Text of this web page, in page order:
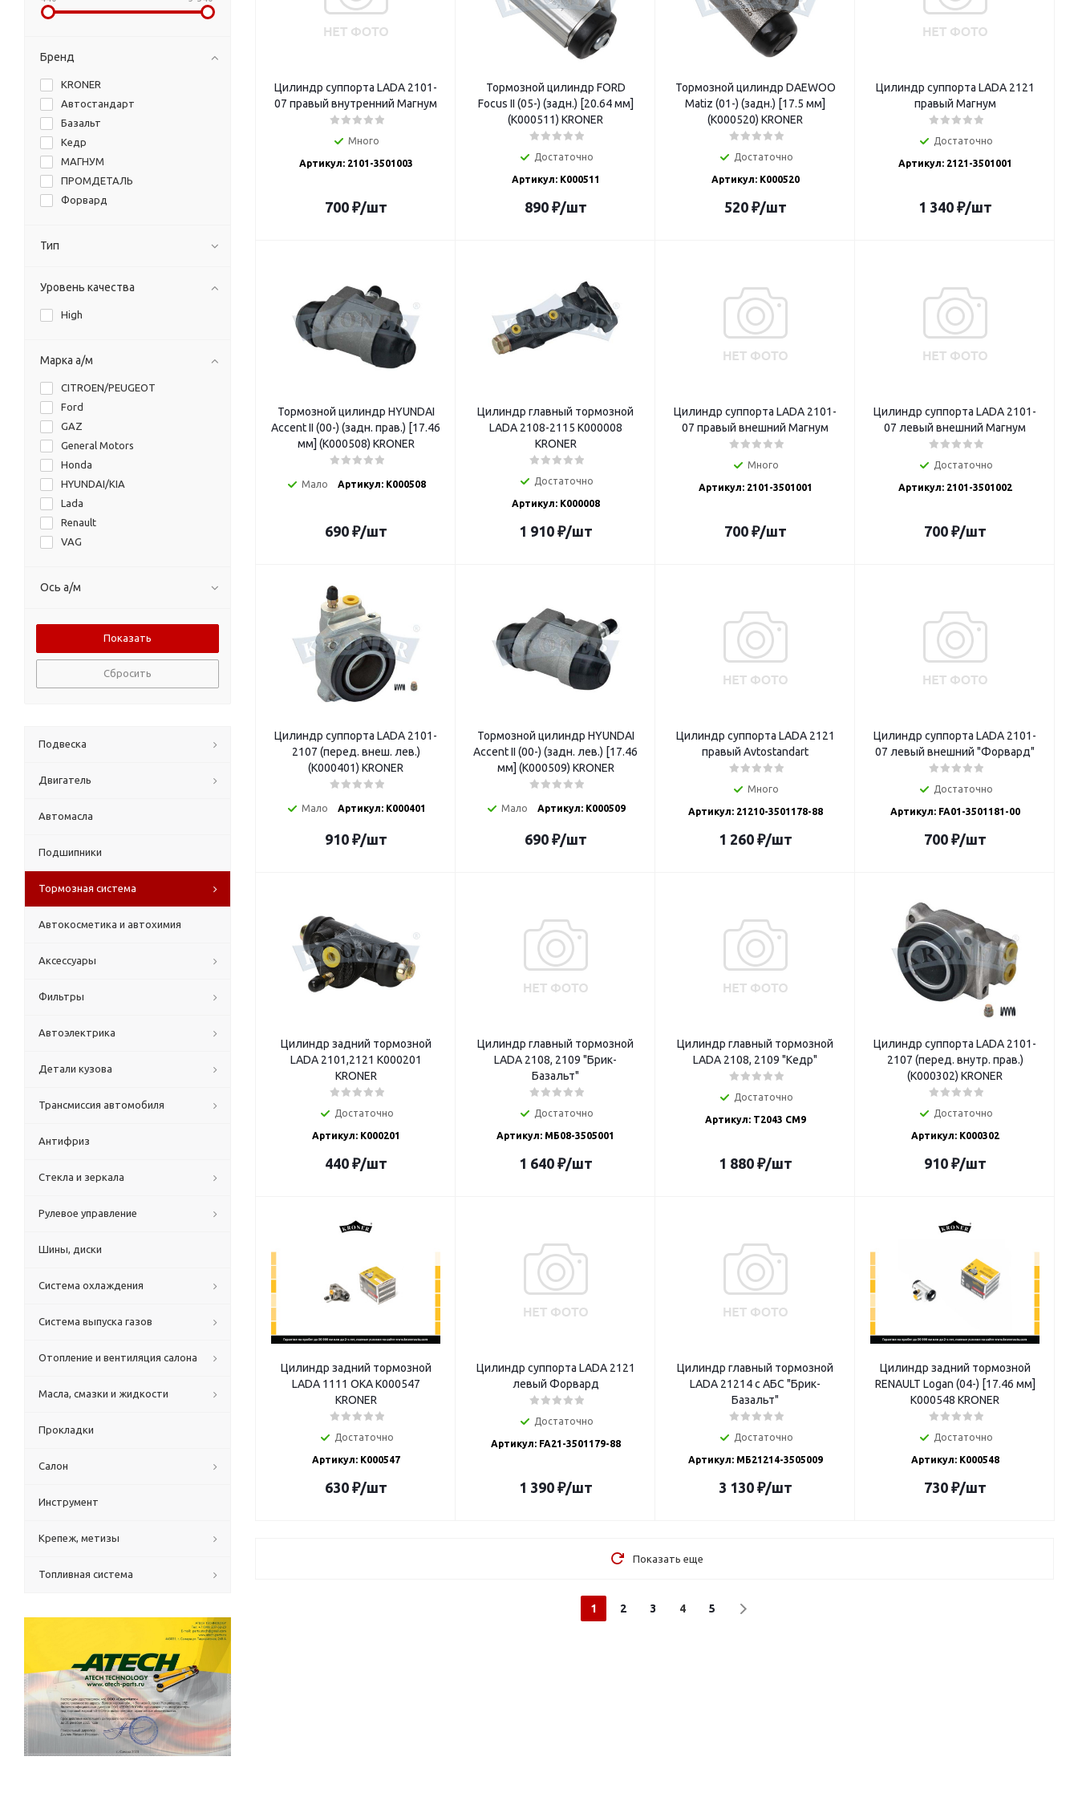
Цилиндр суппорта LADA 2101-
07 правый внутренний Магнум
Много
Артикул: 2101-3501003
700₽/шт
Тормозной цилиндр FORD
Focus II (05-) (задн.) [20.64 мм]
(K000511) KRONER
Достаточно
Артикул: K000511
890₽/шт
Тормозной цилиндр DAEWOO
Matiz (01-) (задн.) [17.5 мм]
(K000520) KRONER
Достаточно
Артикул: K000520
520₽/шт
Цилиндр суппорта LADA 2121
правый Магнум
Достаточно
Артикул: 2121-3501001
1 340₽/шт
Тормозной цилиндр HYUNDAI
Accent II (00-) (задн. прав.) [17.46
мм] (K000508) KRONER
Мало Артикул: K000508
690₽/шт
Цилиндр главный тормозной
LADA 2108-2115 K000008
KRONER
Достаточно
Артикул: K000008
1 910₽/шт
Цилиндр суппорта LADA 2101-
07 правый внешний Магнум
Много
Артикул: 2101-3501001
700₽/шт
Цилиндр суппорта LADA 2101-
07 левый внешний Магнум
Достаточно
Артикул: 2101-3501002
700₽/шт
Цилиндр суппорта LADA 2101-
2107 (перед. внеш. лев.)
(K000401) KRONER
Мало Артикул: K000401
910₽/шт
Тормозной цилиндр HYUNDAI
Accent II (00-) (задн. лев.) [17.46
мм] (K000509) KRONER
Мало Артикул: K000509
690₽/шт
Цилиндр суппорта LADA 2121
правый Avtostandart
Много
Артикул: 21210-3501178-88
1 260₽/шт
Цилиндр суппорта LADA 2101-
07 левый внешний "Форвард"
Достаточно
Артикул: FA01-3501181-00
700₽/шт
Цилиндр задний тормозной
LADA 2101,2121 K000201
KRONER
Достаточно
Артикул: K000201
440₽/шт
Цилиндр главный тормозной
LADA 2108, 2109 "Брик-
Базальт"
Достаточно
Артикул: МБ08-3505001
1 640₽/шт
Цилиндр главный тормозной
LADA 2108, 2109 "Кедр"
Достаточно
Артикул: T2043 CM9
1 880₽/шт
Цилиндр суппорта LADA 2101-
2107 (перед. внутр. прав.)
(K000302) KRONER
Достаточно
Артикул: K000302
910₽/шт
Цилиндр задний тормозной
LADA 1111 ОКА K000547
KRONER
Достаточно
Артикул: K000547
630₽/шт
Цилиндр суппорта LADA 2121
левый Форвард
Достаточно
Артикул: FA21-3501179-88
1 390₽/шт
Цилиндр главный тормозной
LADA 21214 с АБС "Брик-
Базальт"
Достаточно
Артикул: МБ21214-3505009
3 130₽/шт
Цилиндр задний тормозной
RENAULT Logan (04-) [17.46 мм]
K000548 KRONER
Достаточно
Артикул: K000548
730₽/шт
Показать еще
1 2 3 4 5
Бренд
KRONER
Автостандарт
Базальт
Кедр
МАГНУМ
ПРОМДЕТАЛЬ
Форвард
Тип
Уровень качества
High
Марка а/м
CITROEN/PEUGEOT
Ford
GAZ
General Motors
Honda
HYUNDAI/KIA
Lada
Renault
VAG
Ось а/м
Сбросить
Подвеска
Двигатель
Автомасла
Подшипники
Тормозная система
Автокосметика и автохимия
Аксессуары
Фильтры
Автоэлектрика
Детали кузова
Трансмиссия автомобиля
Антифриз
Стекла и зеркала
Рулевое управление
Шины, диски
Система охлаждения
Система выпуска газов
Отопление и вентиляция салона
Масла, смазки и жидкости
Прокладки
Салон
Инструмент
Крепеж, метизы
Топливная система